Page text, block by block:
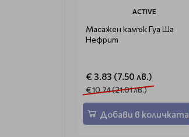
ACTIVE
Масажен камък Гуа Ша
Нефрит
€ 3.83 (7.50 лв.)
€ 10.74 (21.01 лв.)
Добави в количката